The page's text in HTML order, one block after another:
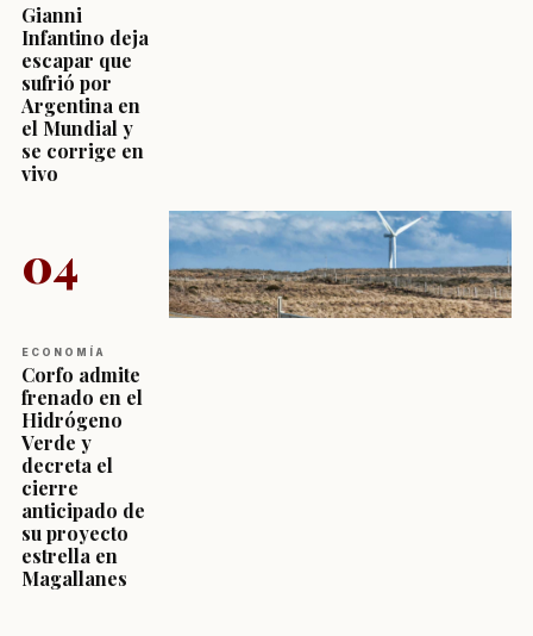
Gianni
Infantino deja
escapar que
sufrió por
Argentina en
el Mundial y
se corrige en
vivo
04
ECONOMÍA
Corfo admite
frenado en el
Hidrógeno
Verde y
decreta el
cierre
anticipado de
su proyecto
estrella en
Magallanes